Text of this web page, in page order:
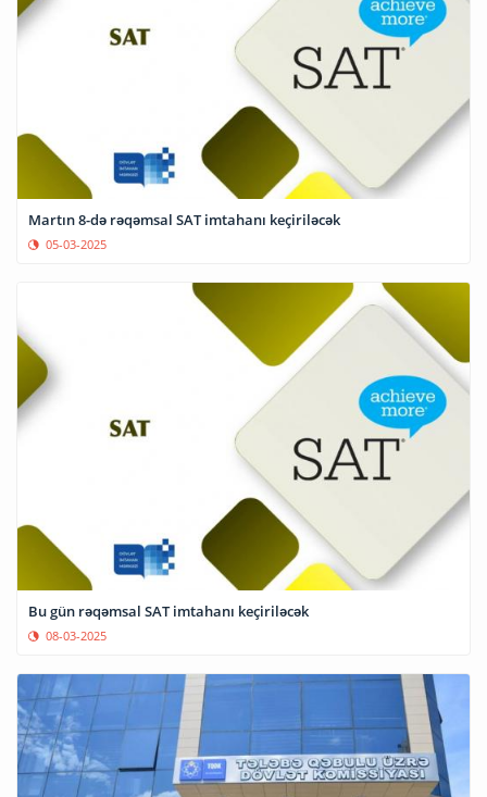
Martın 8-də rəqəmsal SAT imtahanı keçiriləcək
05-03-2025
Bu gün rəqəmsal SAT imtahanı keçiriləcək
08-03-2025